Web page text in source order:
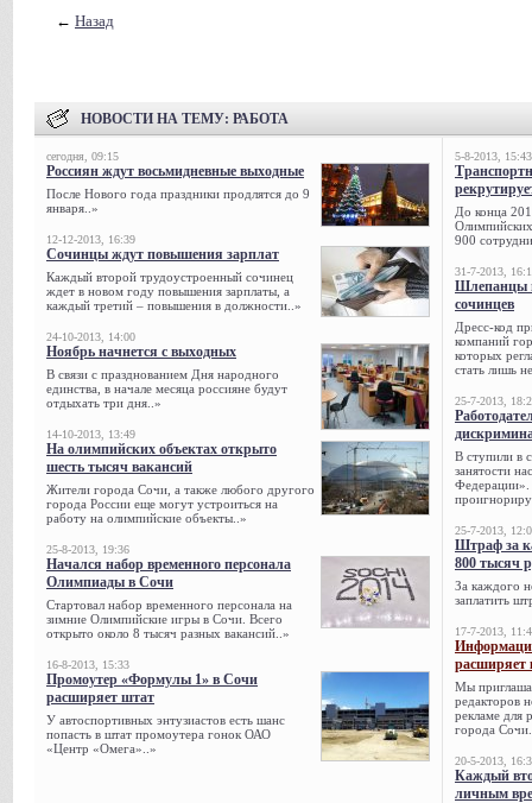
← Назад
НОВОСТИ НА ТЕМУ: РАБОТА
сегодня, 09:15
Россиян ждут восьмидневные выходные
После Нового года праздники продлятся до 9
января..»
12-12-2013, 16:39
Сочинцы ждут повышения зарплат
Каждый второй трудоустроенный сочинец
ждет в новом году повышения зарплаты, а
каждый третий – повышения в должности..»
24-10-2013, 14:00
Ноябрь начнется с выходных
В связи с празднованием Дня народного
единства, в начале месяца россияне будут
отдыхать три дня..»
14-10-2013, 13:49
На олимпийских объектах открыто
шесть тысяч вакансий
Жители города Сочи, а также любого другого
города России еще могут устроиться на
работу на олимпийские объекты..»
25-8-2013, 19:36
Начался набор временного персонала
Олимпиады в Сочи
Стартовал набор временного персонала на
зимние Олимпийские игры в Сочи. Всего
открыто около 8 тысяч разных вакансий..»
16-8-2013, 15:33
Промоутер «Формулы 1» в Сочи
расширяет штат
У автоспортивных энтузиастов есть шанс
попасть в штат промоутера гонок ОАО
«Центр «Омега»..»
5-8-2013, 15:43
До конца
900
31-7-2013,
Шлепанцы
сочинцев
Дресс-код
компаний
которых
стать лишь
25-7-2013,
В ступили в
занятости
Федерации».
25-7-2013,
Штраф за
800 тысяч
За каждого
заплатить
17-7-2013,
расширяет
Мы
редакторов
рекламе для
города
20-5-2013,
Каждый
личным